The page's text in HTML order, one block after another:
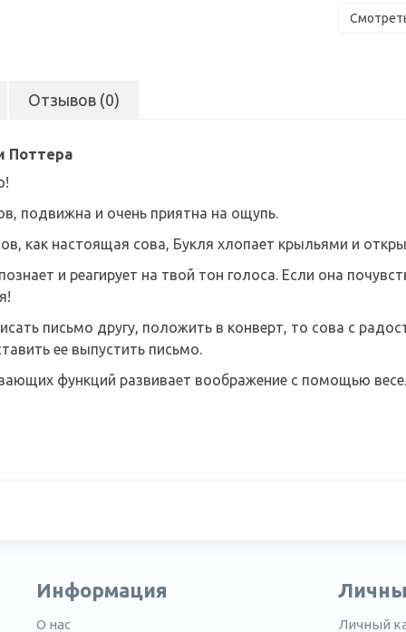
Отзывов (0)
Поттера
подвижна и очень приятна на ощупь.
как настоящая сова, Букля хлопает крыльями и
и реагирует на твой тон голоса. Если она
письмо другу, положить в конверт, то сова с
ее выпустить письмо.
функций развивает воображение с помощью
Информация
О нас Личный